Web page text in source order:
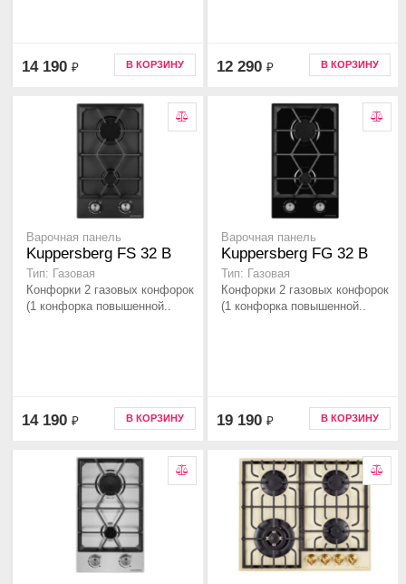
14 190 ₽ В КОРЗИНУ 12 290 ₽ В КОРЗИНУ
Варочная панель
Kuppersberg FS 32 B
Тип: Газовая
Конфорки 2 газовых конфорок
(1 конфорка повышенной..
14 190 ₽ В КОРЗИНУ
Варочная панель
Kuppersberg FG 32 B
Тип: Газовая
Конфорки 2 газовых конфорок
(1 конфорка повышенной..
19 190 ₽ В КОРЗИНУ